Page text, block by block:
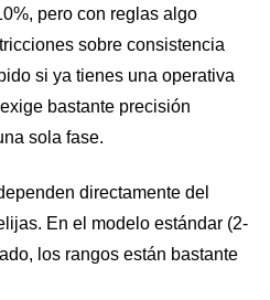
pero con reglas algo
sobre consistencia
si ya tienes una operativa
bastante precisión
sola fase.
directamente del
En el modelo estándar (2-
los rangos están bastante